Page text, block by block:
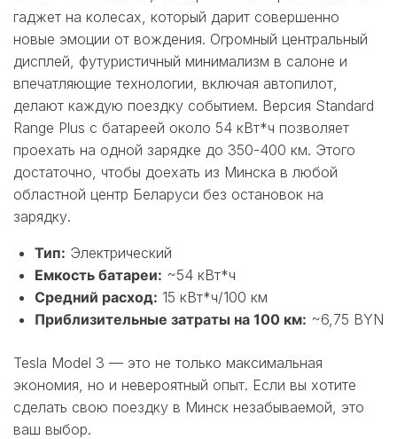
гаджет на колесах, который дарит совершенно
новые эмоции от вождения. Огромный центральный
дисплей, футуристичный минимализм в салоне и
впечатляющие технологии, включая автопилот,
делают каждую поездку событием. Версия Standard
Range Plus с батареей около 54 кВт*ч позволяет
проехать на одной зарядке до 350-400 км. Этого
достаточно, чтобы доехать из Минска в любой
областной центр Беларуси без остановок на
зарядку.
Тип: Электрический
Емкость батареи: ~54 кВт*ч
Средний расход: 15 кВт*ч/100 км
Приблизительные затраты на 100 км: ~6,75 BYN
Tesla Model 3 — это не только максимальная
экономия, но и невероятный опыт. Если вы хотите
сделать свою поездку в Минск незабываемой, это
ваш выбор.